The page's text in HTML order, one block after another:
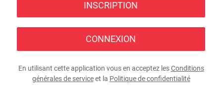
INSCRIPTION
CONNEXION
En utilisant cette application vous en acceptez lesConditions
générales de serviceet la Politique de confidentialité